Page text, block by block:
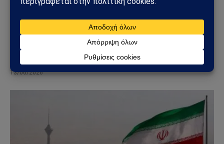
ΟΙΚΟΝΟΜΊΑ
Ρόμπερτ Κιγιοσάκι: «Έρχεται το μεγαλύτερο
οικονομικό κραχ στην ιστορία» – Νέα
προειδοποίηση για το 2026-2027
13/06/2026